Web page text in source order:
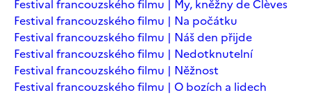
Festival francouzského filmu | My, kněžny de Clèves
Festival francouzského filmu | Na počátku
Festival francouzského filmu | Náš den přijde
Festival francouzského filmu | Nedotknutelní
Festival francouzského filmu | Něžnost
Festival francouzského filmu | O bozích a lidech